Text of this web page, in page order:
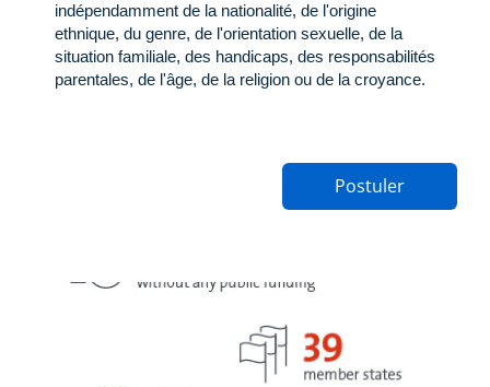
indépendamment de la nationalité, de l'origine
ethnique, du genre, de l'orientation sexuelle, de la
situation familiale, des handicaps, des responsabilités
parentales, de l'âge, de la religion ou de la croyance.
Postuler